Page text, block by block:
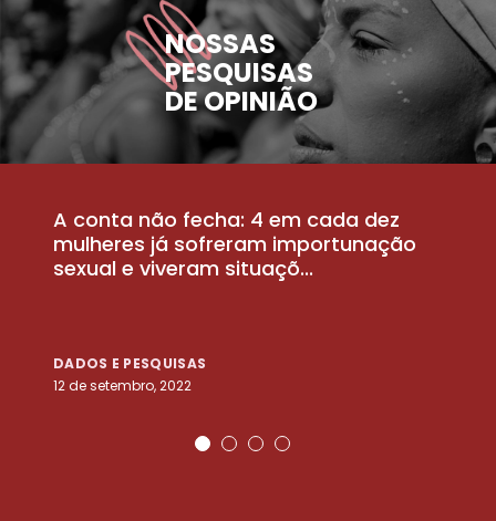
NOSSAS
PESQUISAS
DE OPINIÃO
A conta não fecha: 4 em cada dez
mulheres já sofreram importunação
sexual e viveram situaçõ...
DADOS E PESQUISAS
12 de setembro, 2022